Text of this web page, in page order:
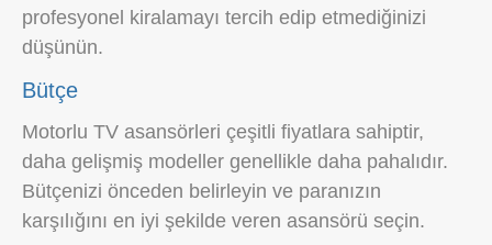
profesyonel kiralamayı tercih edip etmediğinizi
düşünün.
Bütçe
Motorlu TV asansörleri çeşitli fiyatlara sahiptir,
daha gelişmiş modeller genellikle daha pahalıdır.
Bütçenizi önceden belirleyin ve paranızın
karşılığını en iyi şekilde veren asansörü seçin.